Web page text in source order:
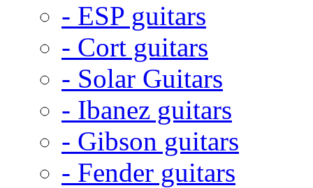
- ESP guitars
- Cort guitars
- Solar Guitars
- Ibanez guitars
- Gibson guitars
- Fender guitars